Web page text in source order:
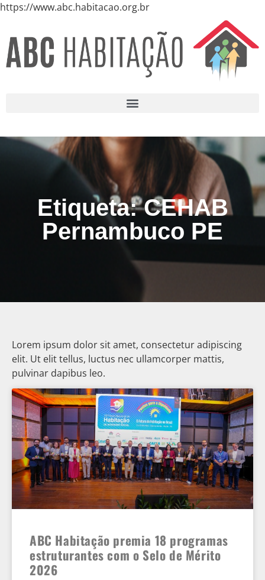
https://www.abc.habitacao.org.br
Etiqueta: CEHAB
Pernambuco PE
Lorem ipsum dolor sit amet, consectetur adipiscing
elit. Ut elit tellus, luctus nec ullamcorper mattis,
pulvinar dapibus leo.
ABC Habitação premia 18 programas
estruturantes com o Selo de Mérito
2026